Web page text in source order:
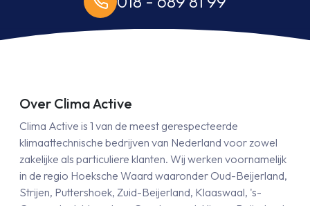
Over Clima Active
Clima Active is 1 van de meest gerespecteerde
klimaattechnische bedrijven van Nederland voor zowel
zakelijke als particuliere klanten. Wij werken voornamelijk
in de regio Hoeksche Waard waaronder Oud-Beijerland,
Strijen, Puttershoek, Zuid-Beijerland, Klaaswaal, 's-